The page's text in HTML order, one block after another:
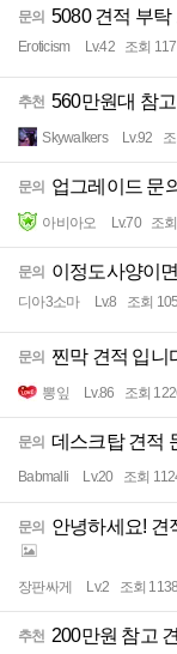
문의 5080 견적 부탁
Eroticism Lv.42 조회
추천 560만원대 참
Skywalkers Lv.92
문의 업그레이드 문
아비아오 Lv.70 조
문의 이정도사양이
디아3소마 Lv.8 조회
문의 찐막 견적 입니
뽕잎 Lv.86 조회
문의 데스크탑 견적
Babmalli Lv.20 조회
문의 안녕하세요! 견
장판싸게 Lv.2 조회 1138
추천 200만원 참고